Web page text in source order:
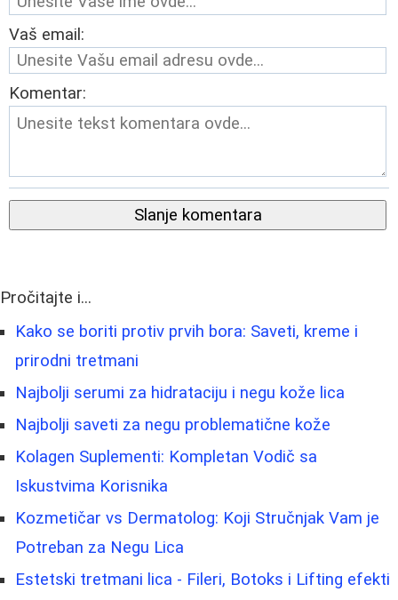
Vaš email:
Komentar:
Slanje komentara
Pročitajte i...
Kako se boriti protiv prvih bora: Saveti, kreme i
prirodni tretmani
Najbolji serumi za hidrataciju i negu kože lica
Najbolji saveti za negu problematične kože
Kolagen Suplementi: Kompletan Vodič sa
Iskustvima Korisnika
Kozmetičar vs Dermatolog: Koji Stručnjak Vam je
Potreban za Negu Lica
Estetski tretmani lica - Fileri, Botoks i Lifting efekti